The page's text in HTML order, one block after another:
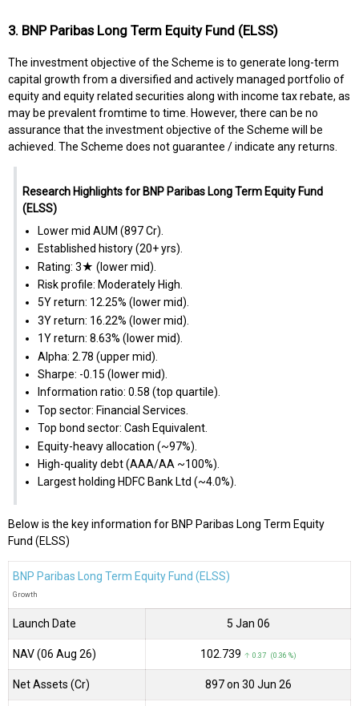
3. BNP Paribas Long Term Equity Fund (ELSS)
The investment objective of the Scheme is to generate long-term
capital growth from a diversified and actively managed portfolio of
equity and equity related securities along with income tax rebate, as
may be prevalent fromtime to time. However, there can be no
assurance that the investment objective of the Scheme will be
achieved. The Scheme does not guarantee / indicate any returns.
Research Highlights for BNP Paribas Long Term Equity Fund
(ELSS)
Lower mid AUM (₹897 Cr).
Established history (20+ yrs).
Rating: 3★ (lower mid).
Risk profile: Moderately High.
5Y return: 12.25% (lower mid).
3Y return: 16.22% (lower mid).
1Y return: 8.63% (lower mid).
Alpha: 2.78 (upper mid).
Sharpe: -0.15 (lower mid).
Information ratio: 0.58 (top quartile).
Top sector: Financial Services.
Top bond sector: Cash Equivalent.
Equity-heavy allocation (~97%).
High-quality debt (AAA/AA ~100%).
Largest holding HDFC Bank Ltd (~4.0%).
Below is the key information for BNP Paribas Long Term Equity
Fund (ELSS)
BNP Paribas Long Term Equity Fund (ELSS)
Growth
Launch Date 5 Jan 06
NAV (06 Aug 26) ₹102.739 ↑ 0.37 (0.36 %)
Net Assets (Cr) ₹897 on 30 Jun 26